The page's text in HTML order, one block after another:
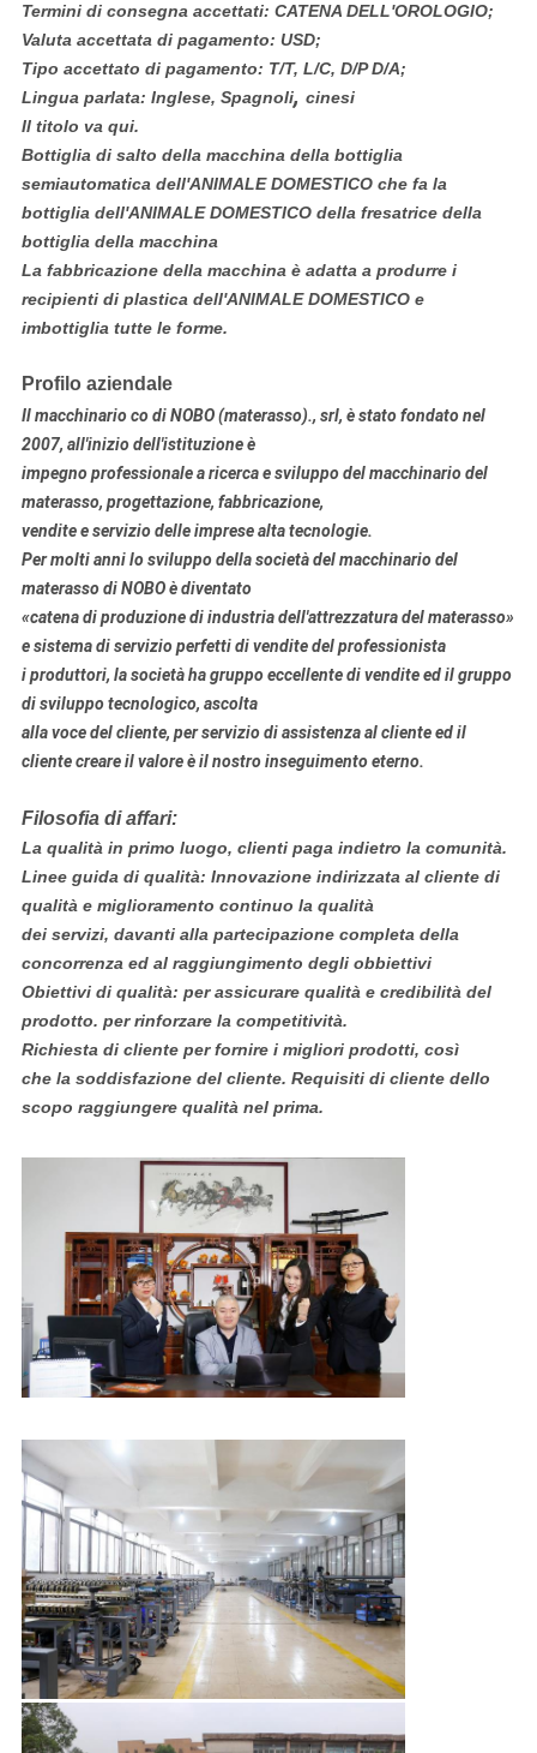
Termini di consegna accettati: CATENA DELL'OROLOGIO;
Valuta accettata di pagamento: USD;
Tipo accettato di pagamento: T/T, L/C, D/P D/A;
Lingua parlata: Inglese, Spagnoli, cinesi
Il titolo va qui.
Bottiglia di salto della macchina della bottiglia
semiautomatica dell'ANIMALE DOMESTICO che fa la
bottiglia dell'ANIMALE DOMESTICO della fresatrice della
bottiglia della macchina
La fabbricazione della macchina è adatta a produrre i
recipienti di plastica dell'ANIMALE DOMESTICO e
imbottiglia tutte le forme.
Profilo aziendale
Il macchinario co di NOBO (materasso)., srl, è stato fondato nel
2007, all'inizio dell'istituzione è
impegno professionale aricerca e sviluppodel macchinariodel
materasso, progettazione, fabbricazione,
vendite e servizio delle imprese alta tecnologie.
Per molti anni lo sviluppo della società del macchinario del
materasso di NOBO è diventato
«catena di produzione di industria dell'attrezzatura del materasso»
e sistema di servizio perfetti di vendite del professionista
i produttori, la società ha gruppo eccellente di vendite ed il gruppo
di sviluppo tecnologico, ascolta
alla voce del cliente, per servizio di assistenza al cliente ed il
cliente creare il valore è il nostro inseguimento eterno.
Filosofia di affari:
La qualità in primo luogo, clienti paga indietro la comunità.
Linee guida di qualità: Innovazione indirizzata al cliente di
qualità e miglioramento continuo la qualità
dei servizi, davanti alla partecipazione completa della
concorrenza ed al raggiungimento degli obbiettivi
Obiettivi di qualità: per assicurare qualità e credibilità del
prodotto. per rinforzare la competitività.
Richiesta di cliente per fornire i migliori prodotti, così
che la soddisfazione del cliente. Requisiti di cliente dello
scopo raggiungere qualità nel prima.